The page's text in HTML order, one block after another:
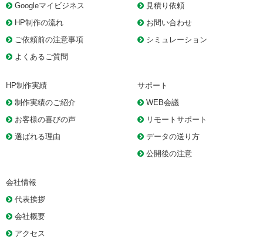
Googleマイビジネス
HP制作の流れ
ご依頼前の注意事項
よくあるご質問
見積り依頼
お問い合わせ
シミュレーション
HP制作実績
制作実績のご紹介
お客様の喜びの声
選ばれる理由
サポート
WEB会議
リモートサポート
データの送り方
公開後の注意
会社情報
代表挨拶
会社概要
アクセス